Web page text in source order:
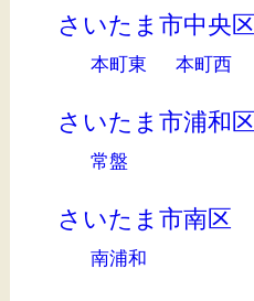
さいたま市中央区
本町東 本町西
さいたま市浦和区
常盤
さいたま市南区
南浦和